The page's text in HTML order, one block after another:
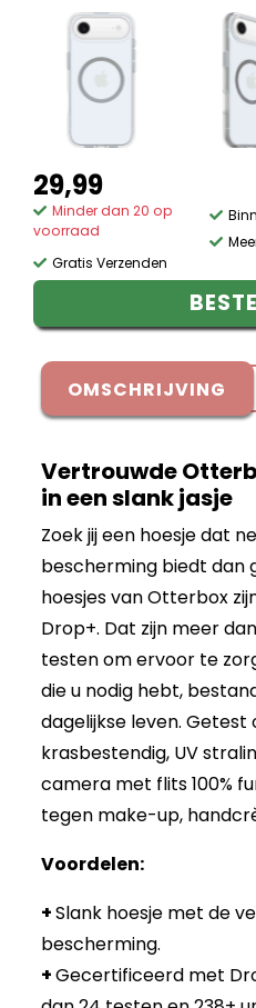
29,99
Minder dan 20 op
voorraad
Gratis Verzenden
OMSCHRIJVING
Vertrouwde
in een slank jasje
Zoek jij een hoesje dat
bescherming biedt dan
hoesjes van Otterbox
Drop+. Dat zijn meer
testen om ervoor te
die u nodig hebt,
dagelijkse leven.
krasbestendig, UV
camera met flits 100%
tegen make-up,
Voordelen:
+Slank hoesje met de
bescherming.
+Gecertificeerd met